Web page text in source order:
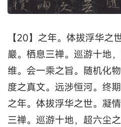
【20】之年。体拔浮华之
巖。栖息三禅。巡游十地
维。会一乘之旨。随机化
度之真文。远涉恒河。终
之年。体拔浮华之世。凝
三禅。巡游十地，超六尘